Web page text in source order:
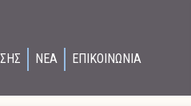
ΝΕΑ ΕΠΙΚΟΙΝΩΝΙΑ